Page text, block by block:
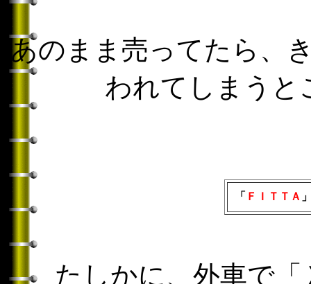
あのまま売ってたら、
われてしまうと
「 ＦＩＴＴＡ
たしかに、外車で